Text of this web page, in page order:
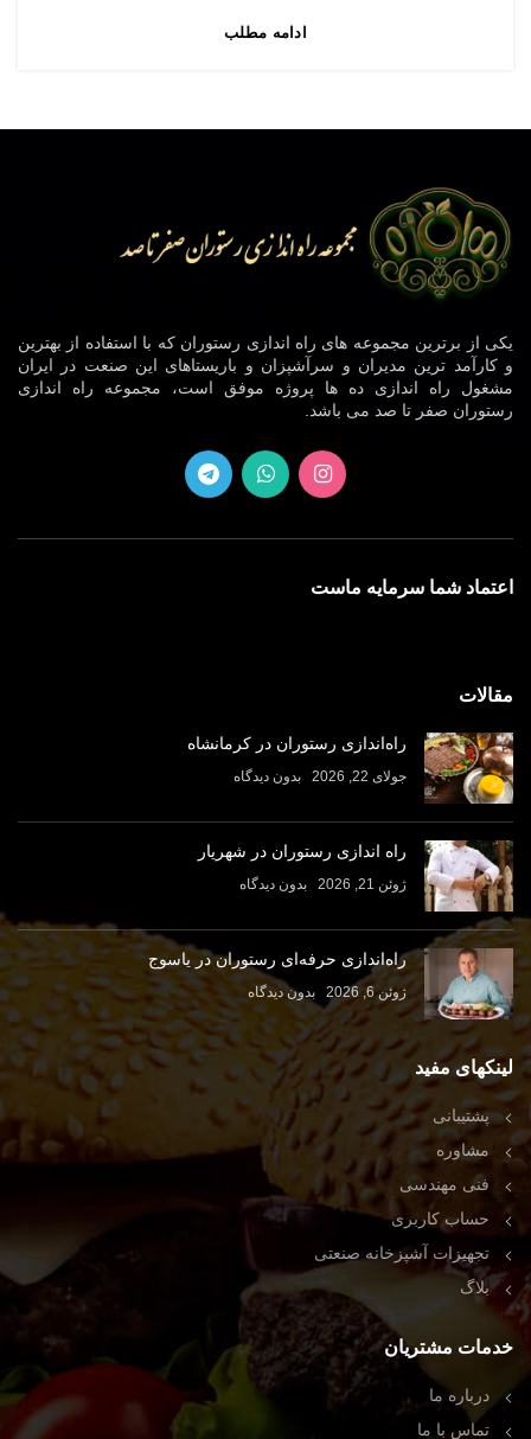
ادامه مطلب
یکی از برترین مجموعه های راه اندازی رستوران که با استفاده از بهترین
و کارآمد ترین مدیران و سرآشپزان و باریستاهای این صنعت در ایران
مشغول راه اندازی ده ها پروژه موفق است، مجموعه راه اندازی
رستوران صفر تا صد می باشد.
اعتماد شما سرمایه ماست
مقالات
راه‌اندازی رستوران در کرمانشاه
جولای 22, 2026 بدون دیدگاه
راه اندازی رستوران در شهریار
ژوئن 21, 2026 بدون دیدگاه
راه‌اندازی حرفه‌ای رستوران در یاسوج
ژوئن 6, 2026 بدون دیدگاه
لینکهای مفید
پشتیبانی
مشاوره
فنی مهندسی
حساب کاربری
تجهیزات آشپزخانه صنعتی
بلاگ
خدمات مشتریان
درباره ما
تماس با ما